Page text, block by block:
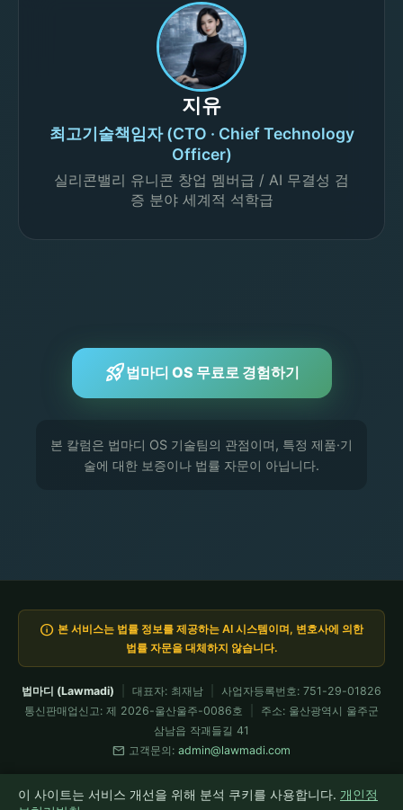
지유
최고기술책임자 (CTO · Chief Technology
Officer)
실리콘밸리 유니콘 창업 멤버급 / AI 무결성 검
증 분야 세계적 석학급
rocket_launch법마디 OS 무료로 경험하기
본 칼럼은 법마디 OS 기술팀의 관점이며, 특정 제품·기
술에 대한 보증이나 법률 자문이 아닙니다.
이 사이트는 서비스 개선을 위해 분석 쿠키를 사용합니다. 개인정
info 본 서비스는 법률 정보를 제공하는 AI 시스템이며, 변호사에 의한
법률 자문을 대체하지 않습니다.
법마디 (Lawmadi) 대표자: 최재남
사업자등록번호: 751-29-01826
통신판매업신고: 제 2026-울산울주-0086호
주소: 울산광역시 울주군
삼남읍 작괘들길 41
mail 고객문의: admin@lawmadi.com
모든 코드는 Claude Fable이 설계·검증 운용 · 현재 Fable 5 가동 중